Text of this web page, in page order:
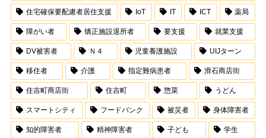
住宅確保要配慮者居住支援 IoT IT ICT 薬局
障がい者 矯正施設退所者 要支援 就業支援
DV被害者 Ｎ４ 児童養護施設 UIJターン
移住者 介護 指定難病患者 滑石商店街
住吉町商店街 住吉町 惣菜 うどん
スマートシティ フードバンク 被災者 身体障害者
知的障害者 精神障害者 子ども 学生